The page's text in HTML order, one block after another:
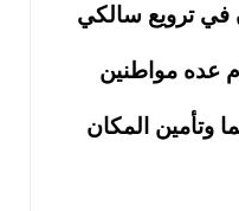
في ترويع سالكي
عده مواطنين
وتأمين المكان